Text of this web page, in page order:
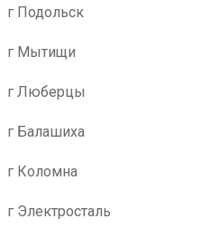
г Подольск
г Мытищи
г Люберцы
г Балашиха
г Коломна
г Электросталь